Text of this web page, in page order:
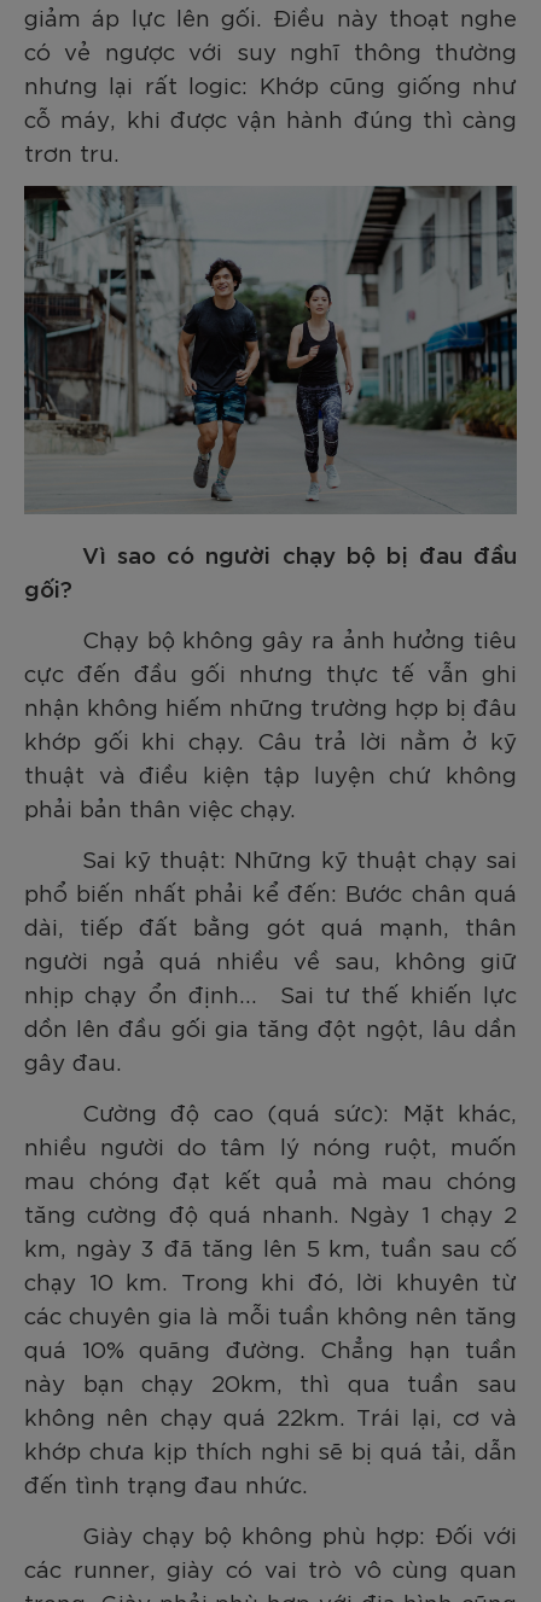
giảm áp lực lên gối. Điều này thoạt nghe
có vẻ ngược với suy nghĩ thông thường
nhưng lại rất logic: Khớp cũng giống như
cỗ máy, khi được vận hành đúng thì càng
trơn tru.
Vì sao có người chạy bộ bị đau đầu
gối?
Chạy bộ không gây ra ảnh hưởng tiêu
cực đến đầu gối nhưng thực tế vẫn ghi
nhận không hiếm những trường hợp bị đâu
khớp gối khi chạy. Câu trả lời nằm ở kỹ
thuật và điều kiện tập luyện chứ không
phải bản thân việc chạy.
Sai kỹ thuật: Những kỹ thuật chạy sai
phổ biến nhất phải kể đến: Bước chân quá
dài, tiếp đất bằng gót quá mạnh, thân
người ngả quá nhiều về sau, không giữ
nhịp chạy ổn định… Sai tư thế khiến lực
dồn lên đầu gối gia tăng đột ngột, lâu dần
gây đau.
Cường độ cao (quá sức): Mặt khác,
nhiều người do tâm lý nóng ruột, muốn
mau chóng đạt kết quả mà mau chóng
tăng cường độ quá nhanh. Ngày 1 chạy 2
km, ngày 3 đã tăng lên 5 km, tuần sau cố
chạy 10 km. Trong khi đó, lời khuyên từ
các chuyên gia là mỗi tuần không nên tăng
quá 10% quãng đường. Chẳng hạn tuần
này bạn chạy 20km, thì qua tuần sau
không nên chạy quá 22km. Trái lại, cơ và
khớp chưa kịp thích nghi sẽ bị quá tải, dẫn
đến tình trạng đau nhức.
Giày chạy bộ không phù hợp: Đối với
các runner, giày có vai trò vô cùng quan